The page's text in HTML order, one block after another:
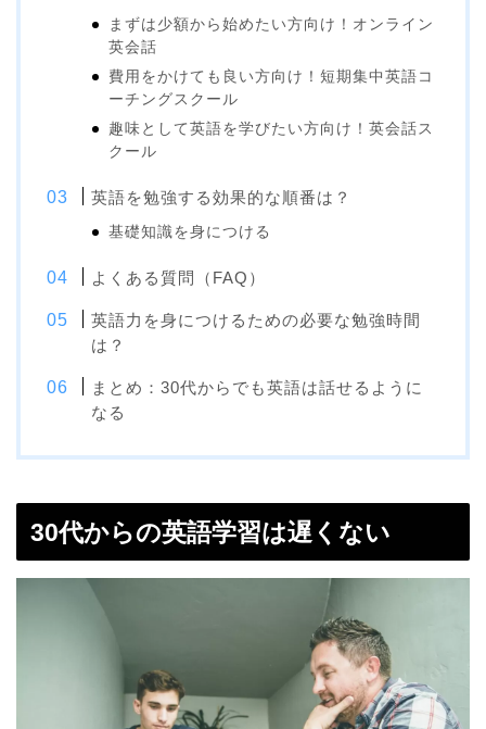
まずは少額から始めたい方向け！オンライン
英会話
費用をかけても良い方向け！短期集中英語コ
ーチングスクール
趣味として英語を学びたい方向け！英会話ス
クール
英語を勉強する効果的な順番は？
基礎知識を身につける
よくある質問（FAQ）
英語力を身につけるための必要な勉強時間
は？
まとめ：30代からでも英語は話せるように
なる
30代からの英語学習は遅くない